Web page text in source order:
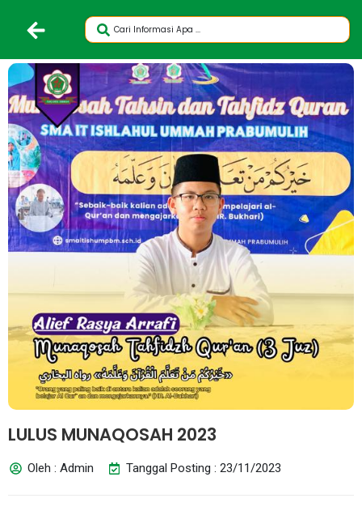
LULUS MUNAQOSAH 2023
Oleh : Admin Tanggal Posting : 23/11/2023